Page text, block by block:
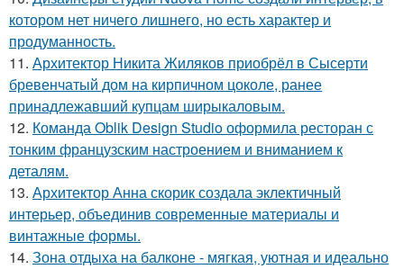
котором нет ничего лишнего, но есть характер и
продуманность.
11. Архитектор Никита Жиляков приобрёл в Сысерти
бревенчатый дом на кирпичном цоколе, ранее
принадлежавший купцам ширыкаловым.
12. Команда Oblik Design Studio оформила ресторан с
тонким французским настроением и вниманием к
деталям.
13. Архитектор Анна скорик создала эклектичный
интерьер, объединив современные материалы и
винтажные формы.
14. Зона отдыха на балконе - мягкая, уютная и идеально